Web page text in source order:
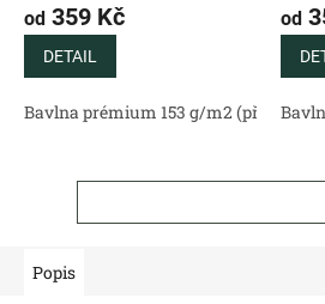
čistě bílém podkladu
od 359 Kč
DETAIL
Bavlna prémium 153 g/m2 (přírodní)
od
Popis